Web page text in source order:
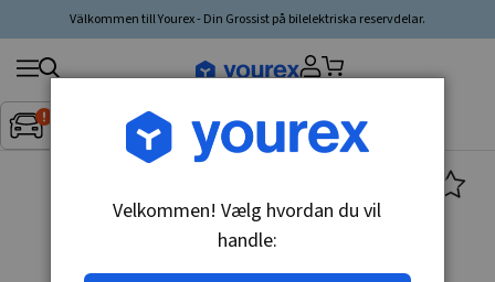
Välkommen till Yourex - Din Grossist på bilelektriska reservdelar.
Inget fordon valt▼
Søg
produkt,
producent,
Velkommen! Vælg hvordan du vil
handle: